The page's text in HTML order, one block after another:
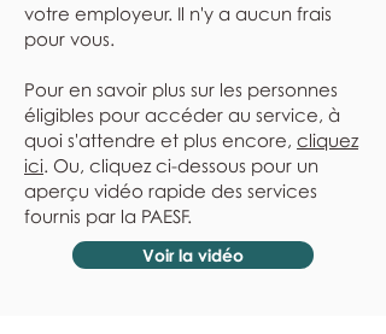
votre employeur. Il n'y a aucun frais
pour vous.
Pour en savoir plus sur les personnes
éligibles pour accéder au service, à
quoi s'attendre et plus encore, cliquez
ici. Ou, cliquez ci-dessous pour un
aperçu vidéo rapide des services
fournis par la PAESF.
Voir la vidéo